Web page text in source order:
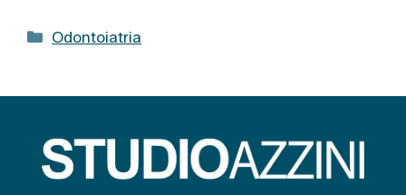
C
e
o
r
Odontoiatria